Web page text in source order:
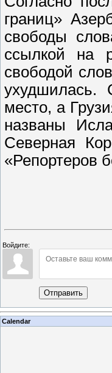
границ»
свободы
ссылкой на
свободой
ухудшилась.
место, а
названы
Северная
«Репортеров
Войдите:
Отправить
Calendar